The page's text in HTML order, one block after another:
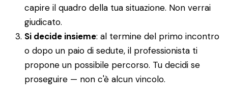
capire il quadro della tua situazione. Non verrai
giudicato.
Si decide insieme: al termine del primo incontro
o dopo un paio di sedute, il professionista ti
propone un possibile percorso. Tu decidi se
proseguire — non c'è alcun vincolo.